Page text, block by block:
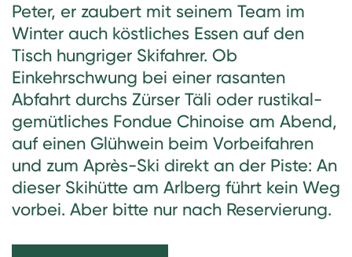
Peter, er zaubert mit seinem Team im
Winter auch köstliches Essen auf den
Tisch hungriger Skifahrer. Ob
Einkehrschwung bei einer rasanten
Abfahrt durchs Zürser Täli oder rustikal-
gemütliches Fondue Chinoise am Abend,
auf einen Glühwein beim Vorbeifahren
und zum Après-Ski direkt an der Piste: An
dieser Skihütte am Arlberg führt kein Weg
vorbei. Aber bitte nur nach Reservierung.